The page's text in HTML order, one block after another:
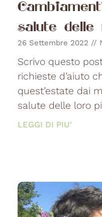
salute delle
26 Settembre 2022
Scrivo questo
richieste d’aiuto
quest’estate dai
salute delle loro
LEGGI DI PIU'